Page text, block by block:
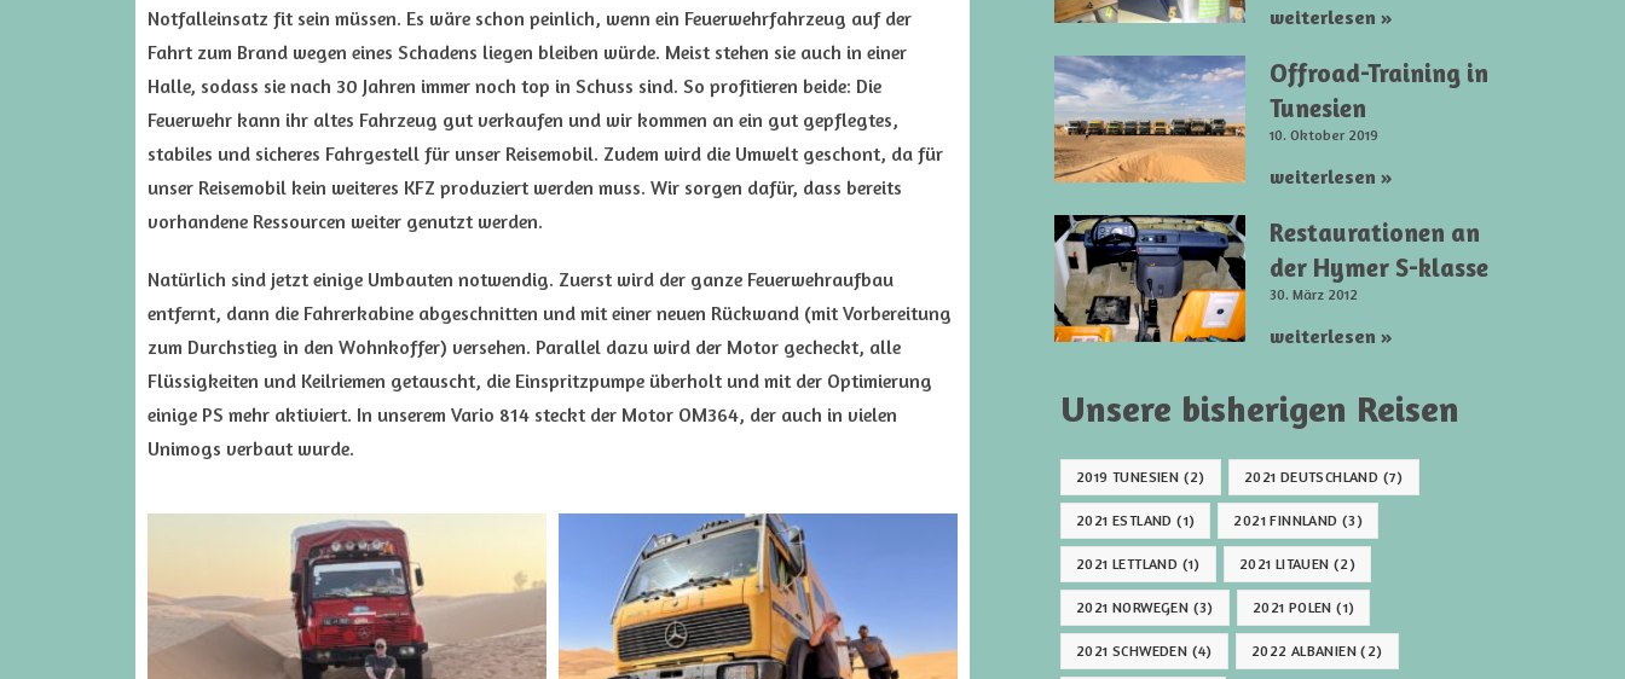
Notfalleinsatz fit sein müssen. Es wäre schon peinlich, wenn ein Feuerwehrfahrzeug auf der
Fahrt zum Brand wegen eines Schadens liegen bleiben würde. Meist stehen sie auch in einer
Halle, sodass sie nach 30 Jahren immer noch top in Schuss sind. So profitieren beide: Die
Feuerwehr kann ihr altes Fahrzeug gut verkaufen und wir kommen an ein gut gepflegtes,
stabiles und sicheres Fahrgestell für unser Reisemobil. Zudem wird die Umwelt geschont, da für
unser Reisemobil kein weiteres KFZ produziert werden muss. Wir sorgen dafür, dass bereits
vorhandene Ressourcen weiter genutzt werden.
Natürlich sind jetzt einige Umbauten notwendig. Zuerst wird der ganze Feuerwehraufbau
entfernt, dann die Fahrerkabine abgeschnitten und mit einer neuen Rückwand (mit Vorbereitung
zum Durchstieg in den Wohnkoffer) versehen. Parallel dazu wird der Motor gecheckt, alle
Flüssigkeiten und Keilriemen getauscht, die Einspritzpumpe überholt und mit der Optimierung
einige PS mehr aktiviert. In unserem Vario 814 steckt der Motor OM364, der auch in vielen
Unimogs verbaut wurde.
weiterlesen »
Offroad-Training in
Tunesien
10. Oktober 2019
weiterlesen »
Restaurationen an
der Hymer S-klasse
30. März 2012
weiterlesen »
Unsere bisherigen Reisen
2019 TUNESIEN (2) 2021 DEUTSCHLAND (7)
2021 ESTLAND (1) 2021 FINNLAND (3)
2021 LETTLAND (1) 2021 LITAUEN (2)
2021 NORWEGEN (3) 2021 POLEN (1)
2021 SCHWEDEN (4) 2022 ALBANIEN (2)